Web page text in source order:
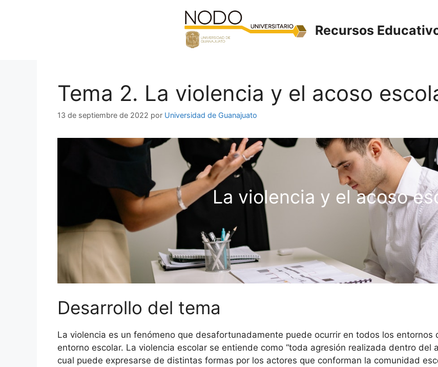
Recursos
Tema 2. La violencia y el acoso
13 de septiembre de 2022 por Universidad de Guanajuato
La violencia y el acoso
Desarrollo del tema
La violencia es un fenómeno que desafortunadamente puede ocurrir en todos los
entorno escolar. La violencia escolar se entiende como “toda agresión realizada dentro
cual puede expresarse de distintas formas por los actores que conforman la comunidad